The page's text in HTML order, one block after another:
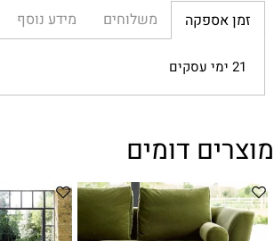
זמן אספקה משלוחים מידע נוסף
21 ימי עסקים
מוצרים דומים